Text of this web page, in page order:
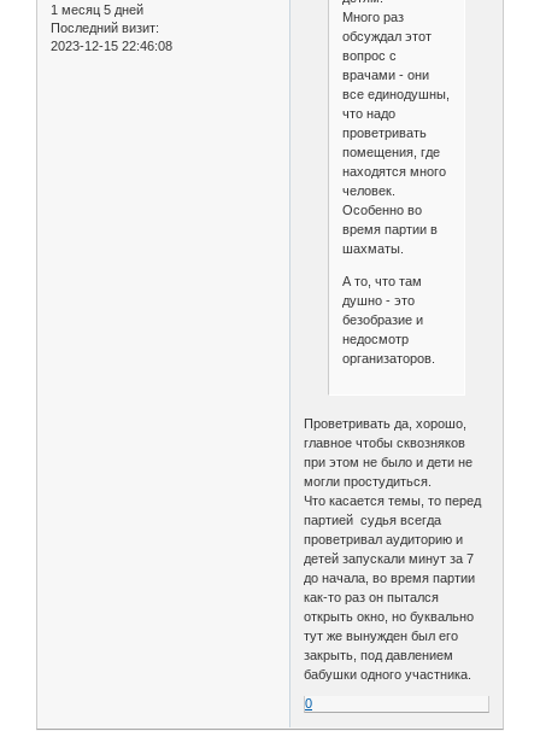
1 месяц 5 дней
Последний визит:
2023-12-15 22:46:08
Много раз
обсуждал этот
вопрос с
врачами - они
все единодушны,
что надо
проветривать
помещения, где
находятся много
человек.
Особенно во
время партии в
шахматы.
А то, что там
душно - это
безобразие и
недосмотр
организаторов.
Проветривать да, хорошо,
главное чтобы сквозняков
при этом не было и дети не
могли простудиться.
Что касается темы, то перед
партией судья всегда
проветривал аудиторию и
детей запускали минут за 7
до начала, во время партии
как-то раз он пытался
открыть окно, но буквально
тут же вынужден был его
закрыть, под давлением
бабушки одного участника.
0